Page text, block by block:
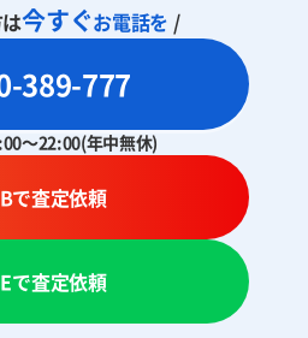
今すぐお電話を /
389-777
～22:00(年中無休)
で査定依頼
で査定依頼